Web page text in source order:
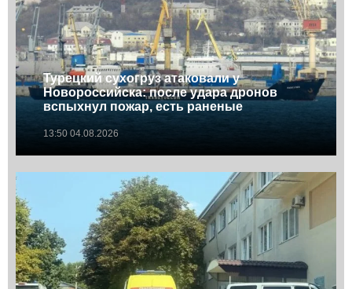
Турецкий сухогруз атаковали у
Новороссийска: после удара дронов
вспыхнул пожар, есть раненые
13:50 04.08.2026